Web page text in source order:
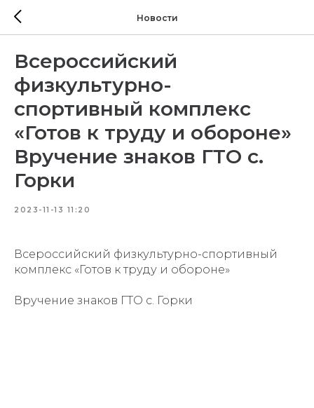
Новости
Всероссийский
физкультурно-
спортивный комплекс
«Готов к труду и обороне»
Вручение знаков ГТО с.
Горки
2023-11-13 11:20
Всероссийский физкультурно-спортивный
комплекс «Готов к труду и обороне»
Вручение знаков ГТО с. Горки